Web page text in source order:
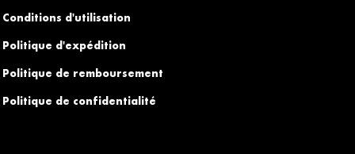
Conditions d'utilisation
Politique d'expédition
Politique de remboursement
Politique de confidentialité